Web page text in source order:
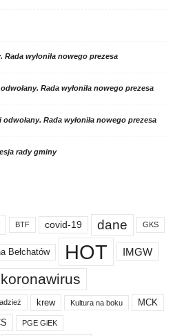
Rada wyłoniła nowego prezesa
Rada wyłoniła nowego prezesa
Rada wyłoniła nowego prezesa
rady gminy
BTF covid-19 dane GKS
Bełchatów HOT IMGW
koronawirus
krew Kultura na boku MCK
PGE GiEK